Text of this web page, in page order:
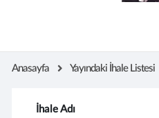
Anasayfa Yayındaki İhale Listesi
İhale Adı